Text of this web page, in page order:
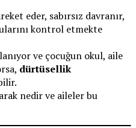
eder, sabırsız davranır,
kontrol etmekte
ve çocuğun okul, aile
dürtüsellik
nedir ve aileler bu